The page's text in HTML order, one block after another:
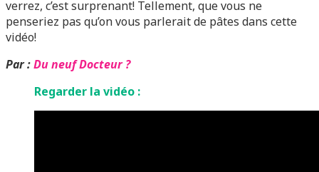
verrez, c’est surprenant! Tellement, que vous ne
penseriez pas qu’on vous parlerait de pâtes dans cette
vidéo!
Par :Du neuf Docteur ?
Regarder la vidéo :